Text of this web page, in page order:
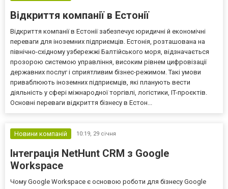
Відкриття компанії в Естонії
Відкриття компанії в Естонії забезпечує юридичні й економічні
переваги для іноземних підприємців. Естонія, розташована на
північно-східному узбережжі Балтійського моря, відзначається
прозорою системою управління, високим рівнем цифровізації
державних послуг і сприятливим бізнес-режимом. Такі умови
приваблюють іноземних підприємців, які планують вести
діяльність у сфері міжнародної торгівлі, логістики, IT-проєктів.
Основні переваги відкриття бізнесу в Естон...
Новини компаній 10:19, 29 січня
Інтеграція NetHunt CRM з Google
Workspace
Чому Google Workspace є основою роботи для бізнесу Google